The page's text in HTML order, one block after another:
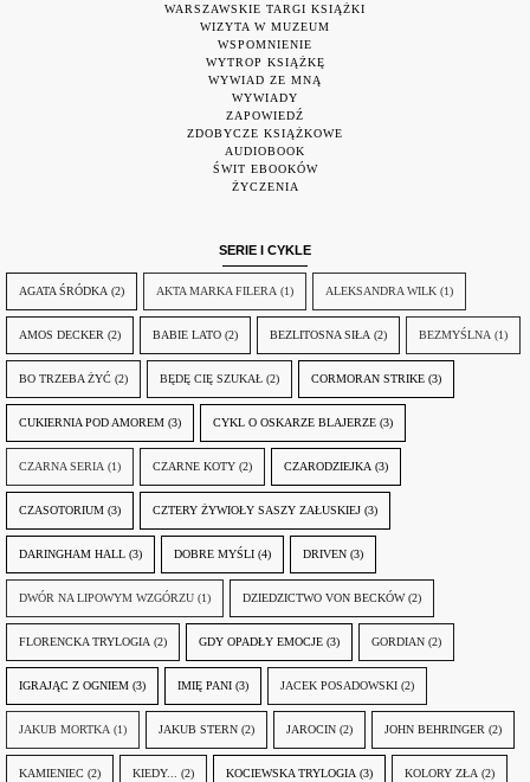
WARSZAWSKIE TARGI KSIĄŻKI
WIZYTA W MUZEUM
WSPOMNIENIE
WYTROP KSIĄŻKĘ
WYWIAD ZE MNĄ
WYWIADY
ZAPOWIEDŹ
ZDOBYCZE KSIĄŻKOWE
AUDIOBOOK
ŚWIT EBOOKÓW
ŻYCZENIA
SERIE I CYKLE
AGATA ŚRÓDKA (2) AKTA MARKA FILERA (1) ALEKSANDRA WILK (1)
AMOS DECKER (2) BABIE LATO (2) BEZLITOSNA SIŁA (2) BEZMYŚLNA (1)
BO TRZEBA ŻYĆ (2) BĘDĘ CIĘ SZUKAŁ (2) CORMORAN STRIKE (3)
CUKIERNIA POD AMOREM (3) CYKL O OSKARZE BLAJERZE (3)
CZARNA SERIA (1) CZARNE KOTY (2) CZARODZIEJKA (3)
CZASOTORIUM (3) CZTERY ŻYWIOŁY SASZY ZAŁUSKIEJ (3)
DARINGHAM HALL (3) DOBRE MYŚLI (4) DRIVEN (3)
DWÓR NA LIPOWYM WZGÓRZU (1) DZIEDZICTWO VON BECKÓW (2)
FLORENCKA TRYLOGIA (2) GDY OPADŁY EMOCJE (3) GORDIAN (2)
IGRAJĄC Z OGNIEM (3) IMIĘ PANI (3) JACEK POSADOWSKI (2)
JAKUB MORTKA (1) JAKUB STERN (2) JAROCIN (2) JOHN BEHRINGER (2)
KAMIENIEC (2) KIEDY... (2) KOCIEWSKA TRYLOGIA (3) KOLORY ZŁA (2)